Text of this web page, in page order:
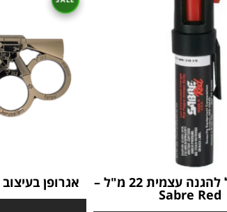
ספריי פלפל להגנה עצמית 22 מ"ל –
Sabre Red
אגרופן